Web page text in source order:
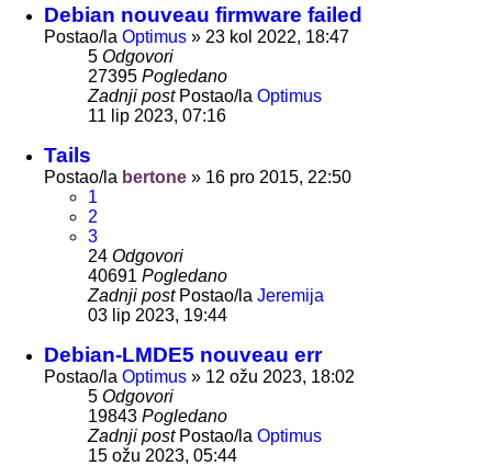
Debian nouveau firmware failed
Postao/la Optimus » 23 kol 2022, 18:47
5 Odgovori
27395 Pogledano
Zadnji post Postao/la Optimus
11 lip 2023, 07:16
Tails
Postao/la bertone » 16 pro 2015, 22:50
1
2
3
24 Odgovori
40691 Pogledano
Zadnji post Postao/la Jeremija
03 lip 2023, 19:44
Debian-LMDE5 nouveau err
Postao/la Optimus » 12 ožu 2023, 18:02
5 Odgovori
19843 Pogledano
Zadnji post Postao/la Optimus
15 ožu 2023, 05:44